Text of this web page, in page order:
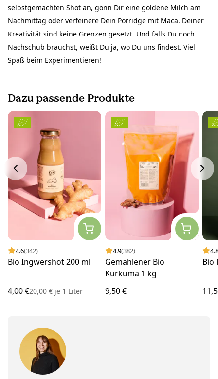
selbstgemachten Shot an, gönn Dir eine goldene Milch am
Nachmittag oder verfeinere Dein Porridge mit Maca. Deiner
Kreativität sind keine Grenzen gesetzt. Und falls Du noch
Nachschub brauchst, weißt Du ja, wo Du uns findest. Viel
Spaß beim Experimentieren!
Dazu passende Produkte
4.6(342)
Bio Ingwershot 200 ml
4,00 €20,00 € je 1 Liter
4.9(382)
Gemahlener Bio
Kurkuma 1 kg
9,50 €
4.8
Bio